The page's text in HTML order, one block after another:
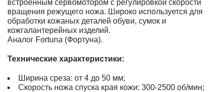
встроенным сервомотором с регулировкой скорости
вращения режущего ножа. Широко используется для
обработки кожаных деталей обуви, сумок и
кожгалантерейных изделий.
Аналог Fоrtunа (Фортуна).
Технические характеристики:
Ширина среза: от 4 до 50 мм;
Скорость ножа спуска края кожи: 300-2500 об/мин;